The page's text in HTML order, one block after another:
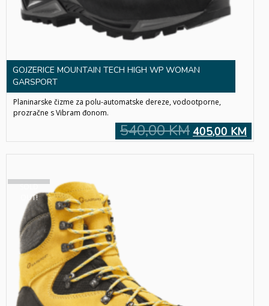
GOJZERICE MOUNTAIN TECH HIGH WP WOMAN
GARSPORT
Planinarske čizme za polu-automatske dereze, vodootporne,
prozračne s Vibram đonom.
540,00 KM 405,00 KM
SOLD
OUT!